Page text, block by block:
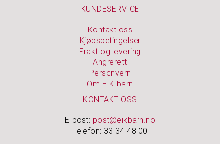
KUNDESERVICE
Kontakt oss
Kjøpsbetingelser
Frakt og levering
Angrerett
Personvern
Om EIK barn
KONTAKT OSS
E-post: post@eikbarn.no
Telefon: 33 34 48 00